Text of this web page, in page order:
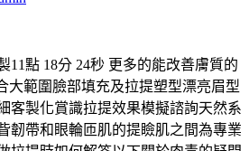
11點 18分 24秒 更多的能改善膚質的
大範圍臉部填充及拉提塑型漂亮眉型
客製化賞識拉提效果模擬諮詢天然系
韌帶和眼輪匝肌的提瞼肌之間為專業